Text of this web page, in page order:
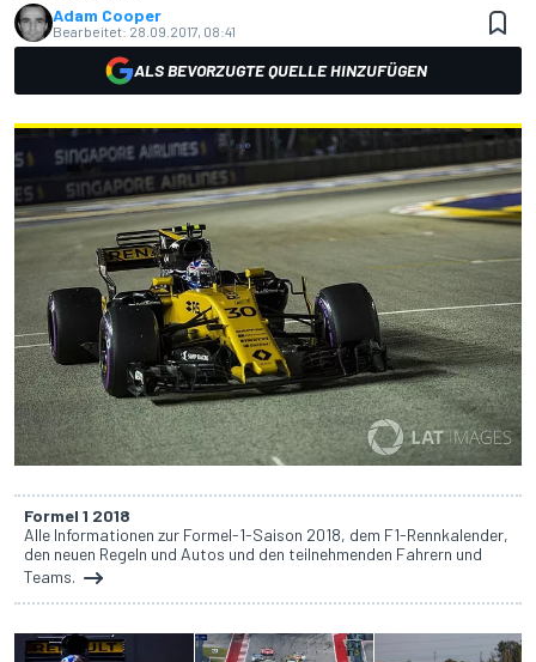
Adam Cooper
Bearbeitet: 28.09.2017, 08:41
ALS BEVORZUGTE QUELLE HINZUFÜGEN
Formel 1 2018
Alle Informationen zur Formel-1-Saison 2018, dem F1-Rennkalender,
den neuen Regeln und Autos und den teilnehmenden Fahrern und
Teams.